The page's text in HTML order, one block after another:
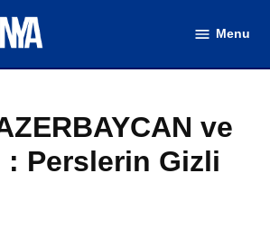
Menu
ve
: Perslerin Gizli